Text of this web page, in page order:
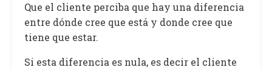
Que el cliente perciba que hay una diferencia
entre dónde cree que está y donde cree que
tiene que estar.
Si esta diferencia es nula, es decir el cliente